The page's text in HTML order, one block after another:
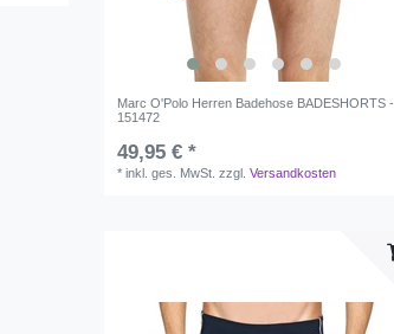
Marc O'Polo Herren Badehose BADESHORTS -
151472
49,95 € *
*inkl. ges. MwSt. zzgl.Versandkosten